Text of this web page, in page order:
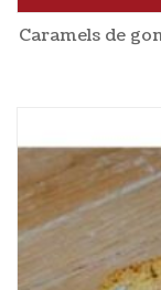
Caramels de